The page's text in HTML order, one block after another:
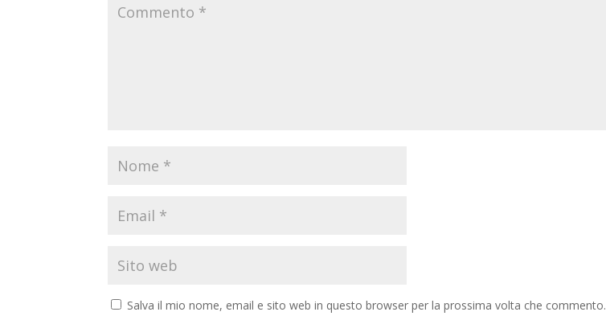
Salva il mio nome, email e sito web in questo browser per la prossima volta che commento.